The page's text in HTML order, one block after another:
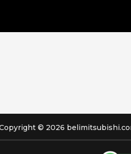
© 2026